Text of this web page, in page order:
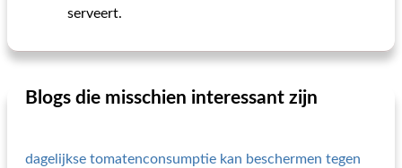
serveert.
Blogs die misschien interessant zijn
dagelijkse tomatenconsumptie kan beschermen tegen